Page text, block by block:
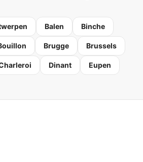
Balen Binche
Brugge Brussels
Dinant Eupen